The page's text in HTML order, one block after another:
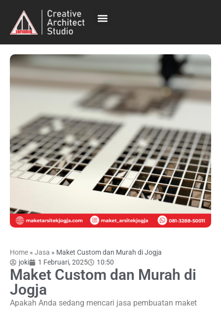
Home » Jasa » Maket Custom dan Murah di Jogja
joki
1 Februari, 2025 10:50
Maket Custom dan Murah di
Jogja
Apakah Anda sedang mencari jasa pembuatan maket